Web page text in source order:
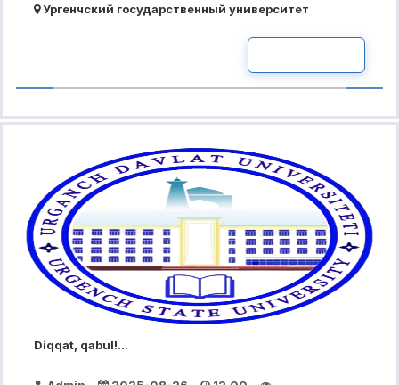
Ургенчский государственный университет
Diqqat, qabul!...